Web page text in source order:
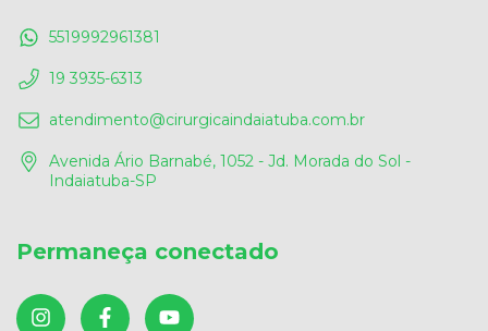
5519992961381
19 3935-6313
atendimento@cirurgicaindaiatuba.com.br
Avenida Ário Barnabé, 1052 - Jd. Morada do Sol -
Indaiatuba-SP
Permaneça conectado